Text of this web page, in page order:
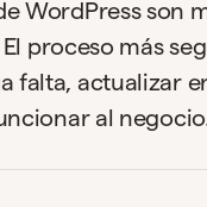
WordPress
proceso más
falta, actualizar
al